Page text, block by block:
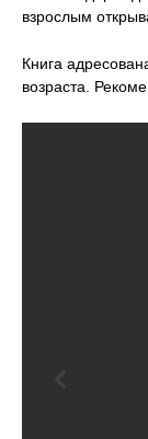
взрослым
Книга
возраста.